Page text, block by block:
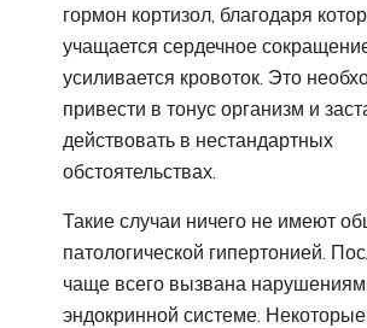
гормон кортизол, благодаря
учащается сердечное
усиливается кровоток. Это
привести в тонус организм и
действовать в нестандартных
обстоятельствах.
Такие случаи ничего не имеют
патологической гипертонией.
чаще всего вызвана
эндокринной системе. Некоторые